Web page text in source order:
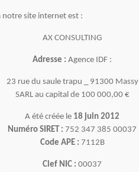
notre site internet est :
AX CONSULTING
Adresse : Agence IDF :
23 rue du saule trapu _ 91300 Massy
SARL au capital de 100 000,00 €
A été créée le 18 juin 2012
Numéro SIRET : 752 347 385 00037
Code APE : 7112B
Clef NIC : 00037